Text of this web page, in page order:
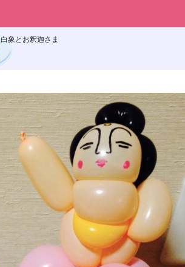
白象とお釈迦さま